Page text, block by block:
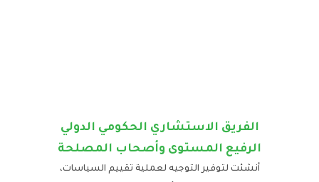
الفريق الاستشاري الحكومي الدولي
الرفيع المستوى وأصحاب المصلحة
أنشئت لتوفير التوجيه لعملية تقييم السياسات،